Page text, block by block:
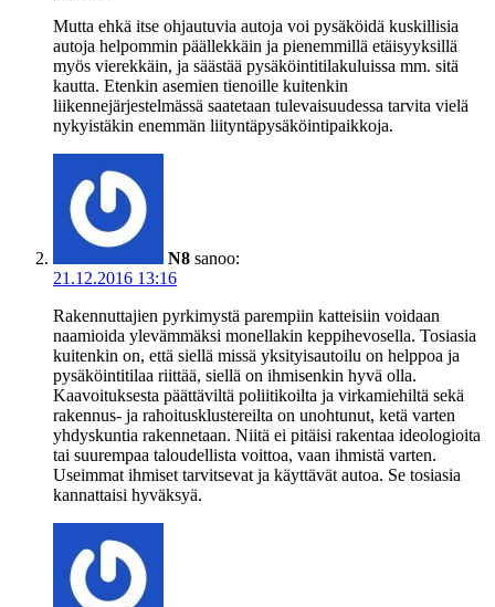
Mutta ehkä itse ohjautuvia autoja voi pysäköidä kuskillisia
autoja helpommin päällekkäin ja pienemmillä etäisyyksillä
myös vierekkäin, ja säästää pysäköintitilakuluissa mm. sitä
kautta. Etenkin asemien tienoille kuitenkin
liikennejärjestelmässä saatetaan tulevaisuudessa tarvita vielä
nykyistäkin enemmän liityntäpysäköintipaikkoja.
N8 sanoo:
21.12.2016 13:16
Rakennuttajien pyrkimystä parempiin katteisiin voidaan
naamioida ylevämmäksi monellakin keppihevosella. Tosiasia
kuitenkin on, että siellä missä yksityisautoilu on helppoa ja
pysäköintitilaa riittää, siellä on ihmisenkin hyvä olla.
Kaavoituksesta päättäviltä poliitikoilta ja virkamiehiltä sekä
rakennus- ja rahoitusklustereilta on unohtunut, ketä varten
yhdyskuntia rakennetaan. Niitä ei pitäisi rakentaa ideologioita
tai suurempaa taloudellista voittoa, vaan ihmistä varten.
Useimmat ihmiset tarvitsevat ja käyttävät autoa. Se tosiasia
kannattaisi hyväksyä.